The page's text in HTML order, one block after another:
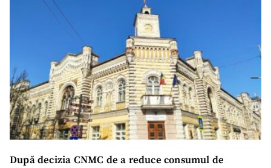
După decizia CNMC de a reduce consumul de